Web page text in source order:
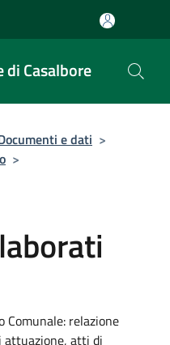
di Casalbore
e dati >
>
Comunale: relazione
atti di